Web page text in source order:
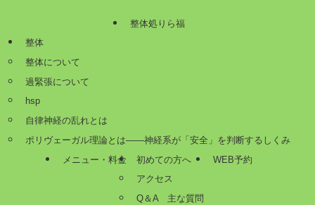
整体処りら福
整体
整体について
過緊張について
hsp
自律神経の乱れとは
ポリヴェーガル理論とは——神経系が「安全」を判断するしくみ
メニュー・料金
初めての方へ
アクセス
Q＆A 主な質問
WEB予約